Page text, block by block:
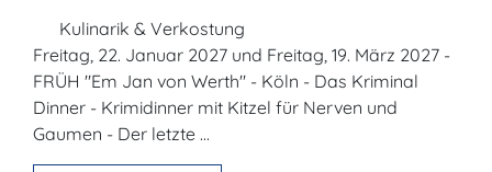
Kulinarik & Verkostung
Freitag, 22. Januar 2027 und Freitag, 19. März 2027 -
FRÜH "Em Jan von Werth" - Köln - Das Kriminal
Dinner - Krimidinner mit Kitzel für Nerven und
Gaumen - Der letzte ...